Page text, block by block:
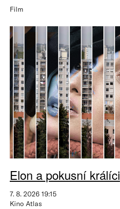
Film
Elon a pokusní králíci
7. 8. 2026 19:15
Kino Atlas